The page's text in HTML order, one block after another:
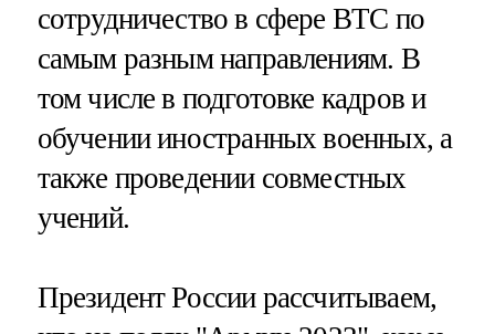
сотрудничество в сфере ВТС по
самым разным направлениям. В
том числе в подготовке кадров и
обучении иностранных военных, а
также проведении совместных
учений.
Президент России рассчитываем,